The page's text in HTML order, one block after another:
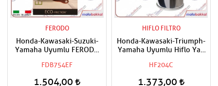
FERODO
Honda-Kawasaki-Suzuki-
Yamaha Uyumlu FERODO
FDB754EF
1.504,00
HIFLO FILTRO
Honda-Kawasaki-Triumph-
Yamaha Uyumlu Hiflo Yağ
HF204C
1.373,00